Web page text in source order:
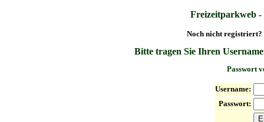
Freizeitparkweb
Noch nicht registriert?
Bitte tragen Sie Ihren
Passwort
Username:
Passwort: